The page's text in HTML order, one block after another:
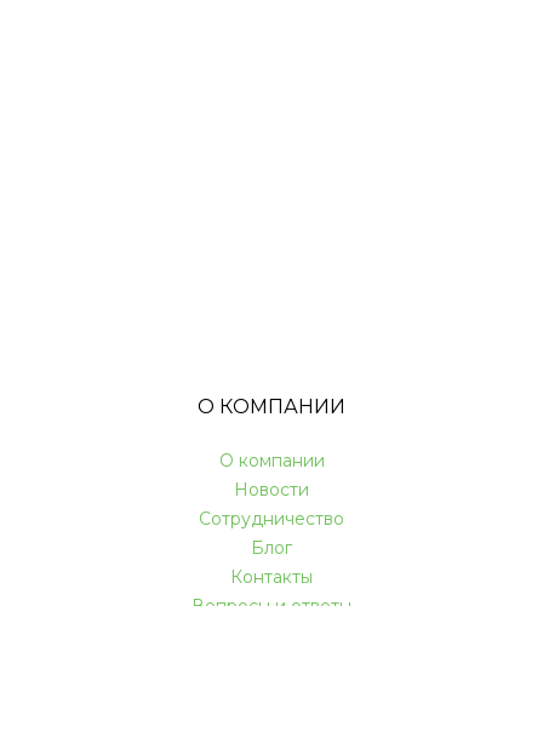
О КОМПАНИИ
О компании
Новости
Сотрудничество
Блог
Контакты
Вопросы и ответы